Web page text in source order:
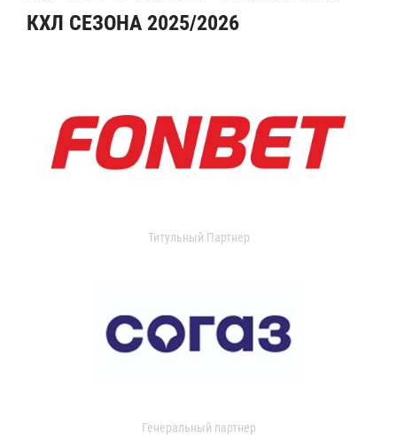
КХЛ СЕЗОНА 2025/2026
Титульный Партнер
Генеральный партнер